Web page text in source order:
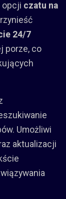
opcji czatu na
24/7
porze, co
Umożliwi
aktualizacji